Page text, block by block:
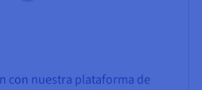
con nuestra plataforma de